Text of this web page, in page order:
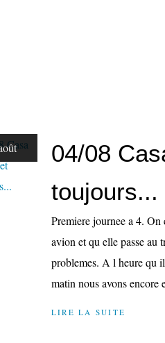
04/08
toujours...
Premiere journee a 4. On
avion et qu elle passe au
problemes. A l heure qu
matin nous avons encore
LIRE LA SUITE